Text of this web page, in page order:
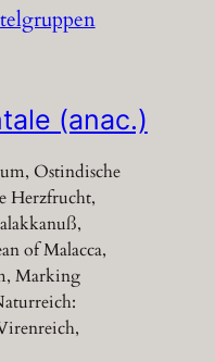
(anac.)
Ostindische
Herzfrucht,
of Malacca,
Marking